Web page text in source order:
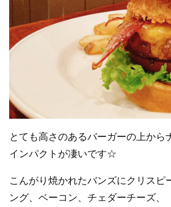
とても高さのあるバーガーの上から
インパクトが凄いです☆
こんがり焼かれたバンズにクリスピ
ング、ベーコン、チェダーチーズ、